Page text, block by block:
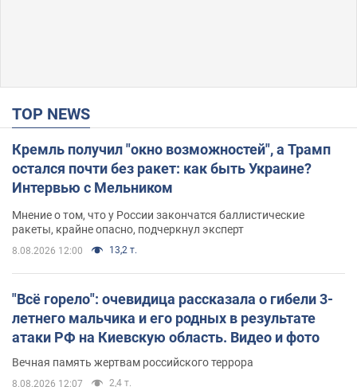
TOP NEWS
Кремль получил "окно возможностей", а Трамп
остался почти без ракет: как быть Украине?
Интервью с Мельником
Мнение о том, что у России закончатся баллистические
ракеты, крайне опасно, подчеркнул эксперт
8.08.2026 12:00 13,2 т.
"Всё горело": очевидица рассказала о гибели 3-
летнего мальчика и его родных в результате
атаки РФ на Киевскую область. Видео и фото
Вечная память жертвам российского террора
8.08.2026 12:07 2,4 т.